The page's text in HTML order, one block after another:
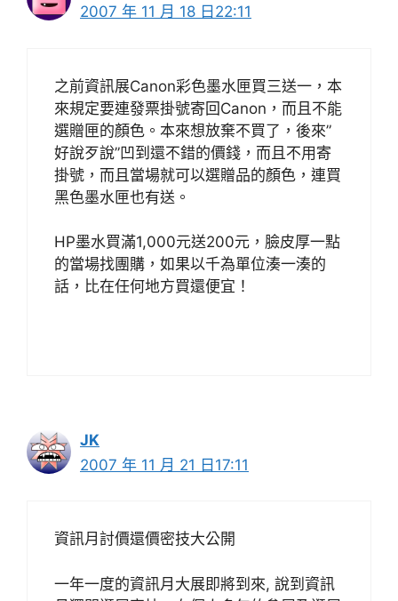
2007 年 11 月 18 日22:11
之前資訊展Canon彩色墨水匣買三送一，本
來規定要連發票掛號寄回Canon，而且不能
選贈匣的顏色。本來想放棄不買了，後來”
好說歹說”凹到還不錯的價錢，而且不用寄
掛號，而且當場就可以選贈品的顏色，連買
黑色墨水匣也有送。
HP墨水買滿1,000元送200元，臉皮厚一點
的當場找團購，如果以千為單位湊一湊的
話，比在任何地方買還便宜！
JK
2007 年 11 月 21 日17:11
資訊月討價還價密技大公開
一年一度的資訊月大展即將到來, 說到資訊